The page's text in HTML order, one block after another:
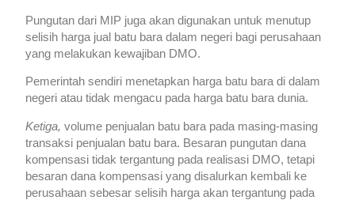
Pungutan dari MIP juga akan digunakan untuk menutup
selisih harga jual batu bara dalam negeri bagi perusahaan
yang melakukan kewajiban DMO.
Pemerintah sendiri menetapkan harga batu bara di dalam
negeri atau tidak mengacu pada harga batu bara dunia.
Ketiga,volume penjualan batu bara pada masing-masing
transaksi penjualan batu bara. Besaran pungutan dana
kompensasi tidak tergantung pada realisasi DMO, tetapi
besaran dana kompensasi yang disalurkan kembali ke
perusahaan sebesar selisih harga akan tergantung pada